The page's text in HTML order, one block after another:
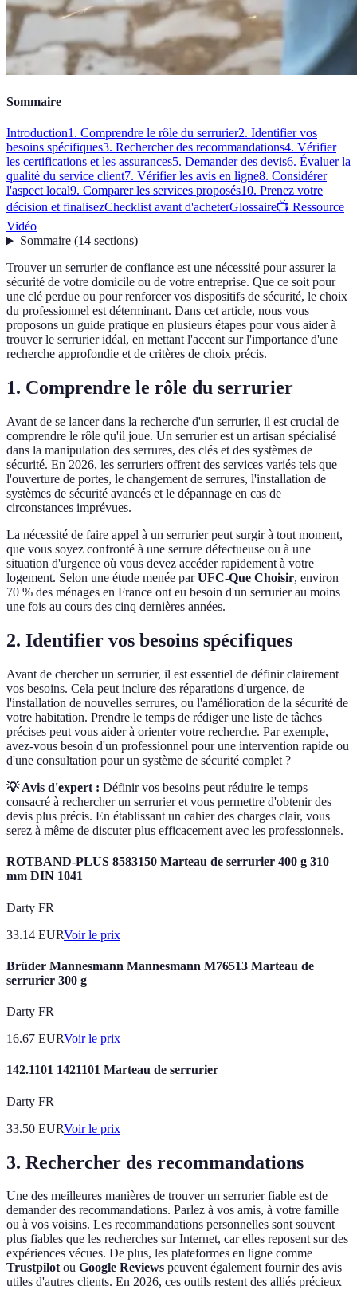
Sommaire
Introduction1. Comprendre le rôle du serrurier2. Identifier vos
besoins spécifiques3. Rechercher des recommandations4. Vérifier
les certifications et les assurances5. Demander des devis6. Évaluer la
qualité du service client7. Vérifier les avis en ligne8. Considérer
l'aspect local9. Comparer les services proposés10. Prenez votre
décision et finalisezChecklist avant d'acheterGlossaire📺 Ressource
Vidéo
Sommaire(14 sections)
Trouver un serrurier de confiance est une nécessité pour assurer la
sécurité de votre domicile ou de votre entreprise. Que ce soit pour
une clé perdue ou pour renforcer vos dispositifs de sécurité, le choix
du professionnel est déterminant. Dans cet article, nous vous
proposons un guide pratique en plusieurs étapes pour vous aider à
trouver le serrurier idéal, en mettant l'accent sur l'importance d'une
recherche approfondie et de critères de choix précis.
1. Comprendre le rôle du serrurier
Avant de se lancer dans la recherche d'un serrurier, il est crucial de
comprendre le rôle qu'il joue. Un serrurier est un artisan spécialisé
dans la manipulation des serrures, des clés et des systèmes de
sécurité. En 2026, les serruriers offrent des services variés tels que
l'ouverture de portes, le changement de serrures, l'installation de
systèmes de sécurité avancés et le dépannage en cas de
circonstances imprévues.
La nécessité de faire appel à un serrurier peut surgir à tout moment,
que vous soyez confronté à une serrure défectueuse ou à une
situation d'urgence où vous devez accéder rapidement à votre
logement. Selon une étude menée parUFC-Que Choisir, environ
70 % des ménages en France ont eu besoin d'un serrurier au moins
une fois au cours des cinq dernières années.
2. Identifier vos besoins spécifiques
Avant de chercher un serrurier, il est essentiel de définir clairement
vos besoins. Cela peut inclure des réparations d'urgence, de
l'installation de nouvelles serrures, ou l'amélioration de la sécurité de
votre habitation. Prendre le temps de rédiger une liste de tâches
précises peut vous aider à orienter votre recherche. Par exemple,
avez-vous besoin d'un professionnel pour une intervention rapide ou
d'une consultation pour un système de sécurité complet ?
💡 Avis d'expert : Définir vos besoins peut réduire le temps
consacré à rechercher un serrurier et vous permettre d'obtenir des
devis plus précis. En établissant un cahier des charges clair, vous
serez à même de discuter plus efficacement avec les professionnels.
ROTBAND-PLUS 8583150 Marteau de serrurier 400 g 310
mm DIN 1041
Darty FR
33.14 EURVoir le prix
Brüder Mannesmann Mannesmann M76513 Marteau de
serrurier 300 g
Darty FR
16.67 EURVoir le prix
142.1101 1421101 Marteau de serrurier
Darty FR
33.50 EURVoir le prix
3. Rechercher des recommandations
Une des meilleures manières de trouver un serrurier fiable est de
demander des recommandations. Parlez à vos amis, à votre famille
ou à vos voisins. Les recommandations personnelles sont souvent
plus fiables que les recherches sur Internet, car elles reposent sur des
expériences vécues. De plus, les plateformes en ligne comme
Trustpilotou Google Reviews peuvent également fournir des avis
utiles d'autres clients. En 2026, ces outils restent des alliés précieux